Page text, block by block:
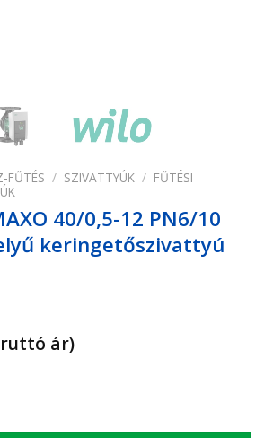
FŰTÉS / SZIVATTYÚK / FŰTÉSI
40/0,5-12 PN6/10
keringetőszivattyú
ár)
0,5-12 PN6/10 Nedvestengelyű